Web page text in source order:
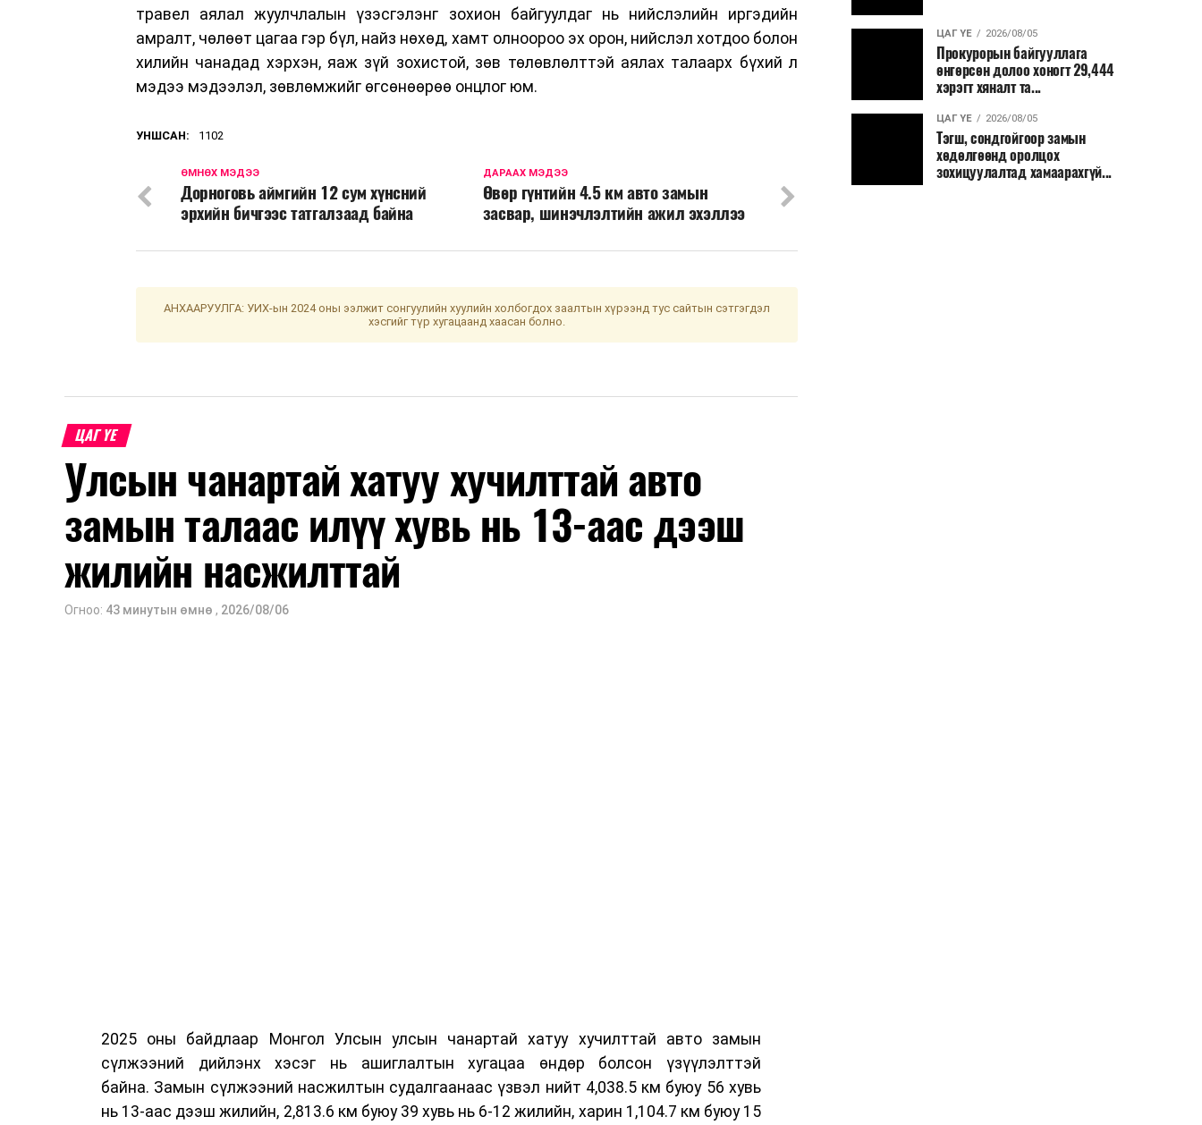
травел аялал жуулчлалын үзэсгэлэнг зохион байгуулдаг нь нийслэлийн иргэдийн
амралт, чөлөөт цагаа гэр бүл, найз нөхөд, хамт олноороо эх орон, нийслэл хотдоо болон
хилийн чанадад хэрхэн, яаж зүй зохистой, зөв төлөвлөлттэй аялах талаарх бүхий л
мэдээ мэдээлэл, зөвлөмжийг өгсөнөөрөө онцлог юм.
УНШСАН: 1102
ДАРААХ МЭДЭЭ
Өвөр гүнтийн 4.5 км авто замын
засвар, шинэчлэлтийн ажил эхэллээ
ӨМНӨХ МЭДЭЭ
Дорноговь аймгийн 12 сум хүнсний
эрхийн бичгээс татгалзаад байна
АНХААРУУЛГА: УИХ-ын 2024 оны ээлжит сонгуулийн хуулийн холбогдох заалтын хүрээнд тус сайтын сэтгэгдэл
хэсгийг түр хугацаанд хаасан болно.
ЦАГ ҮЕ
Улсын чанартай хатуу хучилттай авто
замын талаас илүү хувь нь 13-аас дээш
жилийн насжилттай
Огноо: 43 минутын өмнө , 2026/08/06
2025 оны байдлаар Монгол Улсын улсын чанартай хатуу хучилттай авто замын
сүлжээний дийлэнх хэсэг нь ашиглалтын хугацаа өндөр болсон үзүүлэлттэй
байна. Замын сүлжээний насжилтын судалгаанаас үзвэл нийт 4,038.5 км буюу 56 хувь
нь 13-аас дээш жилийн, 2,813.6 км буюу 39 хувь нь 6-12 жилийн, харин 1,104.7 км буюу 15
ЦАГ ҮЕ 2026/08/05
Прокурорын байгууллага
өнгөрсөн долоо хоногт 29,444
хэрэгт хяналт та...
ЦАГ ҮЕ 2026/08/05
Тэгш, сондгойгоор замын
хөдөлгөөнд оролцох
зохицуулалтад хамаарахгүй...